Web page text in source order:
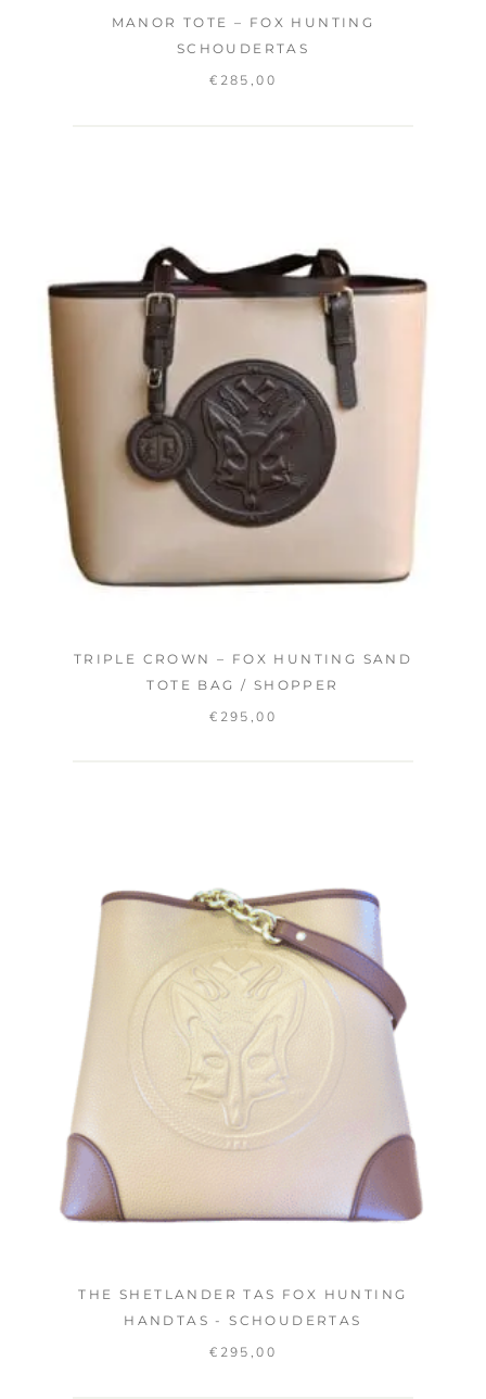
MANOR TOTE – FOX HUNTING
SCHOUDERTAS
€ 285,00
TRIPLE CROWN – FOX HUNTING SAND
TOTE BAG / SHOPPER
€ 295,00
THE SHETLANDER TAS FOX HUNTING
HANDTAS - SCHOUDERTAS
€ 295,00